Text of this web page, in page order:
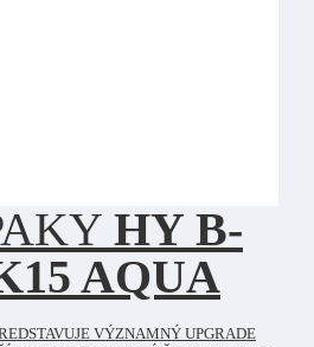
HY B-
AQUA
VÝZNAMNÝ UPGRADE